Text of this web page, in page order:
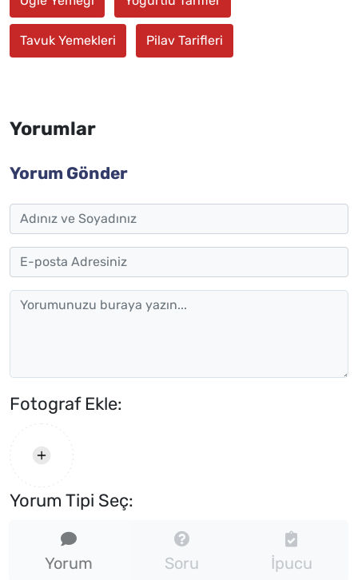
Tavuk Yemekleri Pilav Tarifleri
Yorumlar
Yorum Gönder
Fotograf Ekle:
Yorum Tipi Seç:
Yorum Soru İpucu